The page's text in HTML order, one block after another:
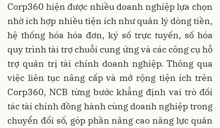
Corp360 hiện được nhiều doanh nghiệp lựa chọn
nhờ ích hợp nhiều tiện ích như quản lý dòng tiền,
hệ thống hóa hóa đơn, ký số trực tuyến, số hóa
quy trình tài trợ chuỗi cung ứng và các công cụ hỗ
trợ quản trị tài chính doanh nghiệp. Thông qua
việc liên tục nâng cấp và mở rộng tiện ích trên
Corp360, NCB từng bước khẳng định vai trò đối
tác tài chính đồng hành cùng doanh nghiệp trong
chuyển đổi số, góp phần nâng cao năng lực quản